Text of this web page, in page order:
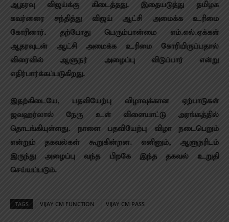
ஆதரவு விஜய்க்கு கிடைத்தது. இதையடுத்து தமிழக
கவர்னரை சந்தித்து விஜய் ஆட்சி அமைக்க உரிமை
கோரினார். தற்போது பெரும்பான்மை எம்.எல்.ஏக்கள்
ஆதரவுடன் ஆட்சி அமைக்க உரிமை கோரியிருப்பதால்
விரைவில் ஆளுநர் அழைப்பு விடுப்பார் என்று
எதிர்பார்க்கப்படுகிறது.
இதற்கிடையே, பதவியேற்பு விழாவுக்கான ஏற்பாடுகள்
ஜவஹர்லால் நேரு உள் விளையாட்டு அரங்கத்தில்
தொடங்கியுள்ளது. நாளை பதவியேற்பு விழா நடைபெறும்
என்றும் தகவல்கள் கூறுகின்றன. எனினும், ஆளுநரிடம்
இருந்து அழைப்பு வந்த பிறகே இந்த தகவல் உறுதி
செய்யப்படும்.
TAGS VIJAY CM FUNCTION VIJAY CM PASS